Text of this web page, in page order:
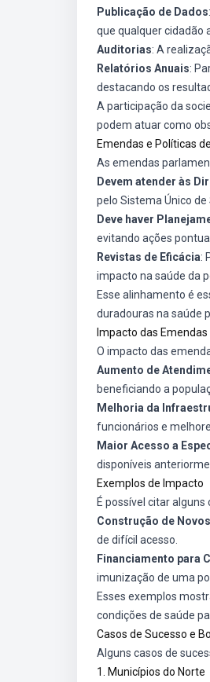
Publicação de Dados
que qualquer cidadão
Auditorias: A
Relatórios Anuais:
destacando os
A participação da
podem atuar como
Emendas e Políticas
As emendas
Devem atender às
pelo Sistema Único de
Deve haver
evitando ações
Revistas de Eficácia:
impacto na saúde da
Esse alinhamento é
duradouras na saúde
Impacto das
O impacto das
Aumento de
beneficiando a
Melhoria da
funcionários e
Maior Acesso a
disponíveis
Exemplos de Impacto
É possível citar
Construção de
de difícil acesso.
Financiamento para
imunização de uma
Esses exemplos
condições de saúde
Casos de Sucesso e
Alguns casos de
1. Municípios do Norte